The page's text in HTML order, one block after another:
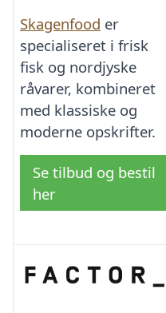
Skagenfood er
specialiseret i frisk
fisk og nordjyske
råvarer, kombineret
med klassiske og
moderne opskrifter.
Se tilbud og bestil
her